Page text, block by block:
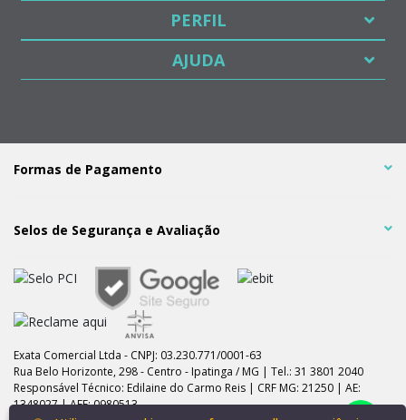
PERFIL
AJUDA
Formas de Pagamento
Selos de Segurança e Avaliação
Exata Comercial Ltda - CNPJ: 03.230.771/0001-63
Rua Belo Horizonte, 298 - Centro - Ipatinga / MG | Tel.: 31 3801 2040
Responsável Técnico: Edilaine do Carmo Reis | CRF MG: 21250 | AE:
1348027 | AFE: 0980513